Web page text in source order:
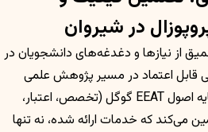
در شیروان
از نیازها و دغدغه‌های دانشجویان در
قابل اعتماد در مسیر پژوهش علمی
معرفی می‌نماید. رویکرد ما بر پایه اصول EEAT گوگل (تخصص، اعتبار،
می‌کند که خدمات ارائه شده، نه تنها